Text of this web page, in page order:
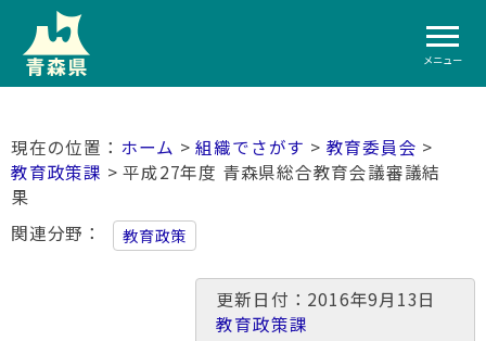
メニュー
ホーム >組織でさがす > 教育委員会 >
教育政策課 > 平成27年度 青森県総合教育会議審議結
果
関連分野
教育政策
更新日付：2016年9月13日
教育政策課